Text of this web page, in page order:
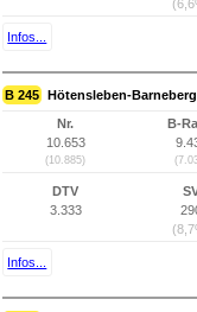
Infos...
B 245 Hötensleben-
Nr.
10.653
(10.885)
B-
DTV
3.333
Infos...